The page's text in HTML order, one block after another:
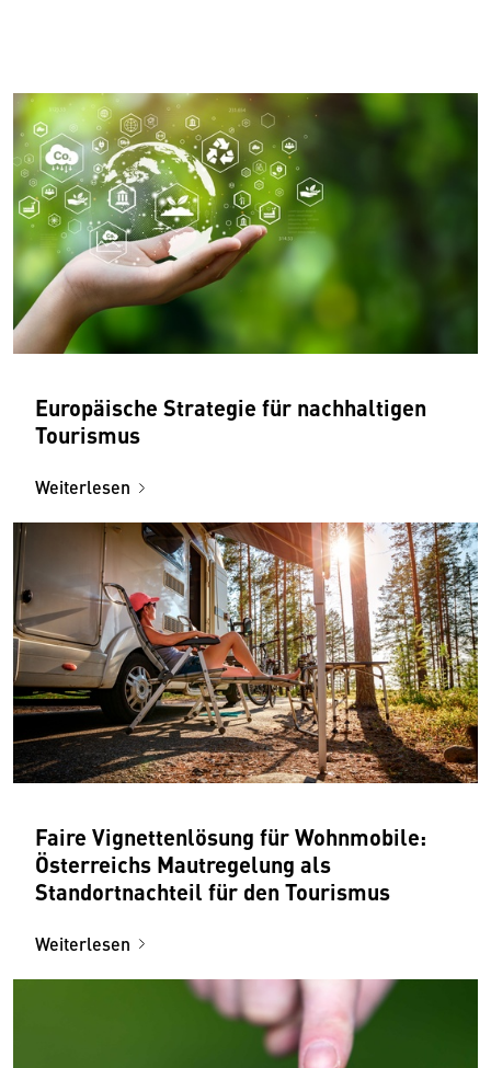
Europäische Strategie für nachhaltigen
Tourismus
Weiterlesen
Faire Vignettenlösung für Wohnmobile:
Österreichs Mautregelung als
Standortnachteil für den Tourismus
Weiterlesen